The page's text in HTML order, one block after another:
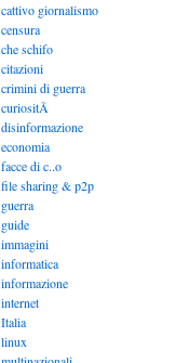
cattivo giornalismo
censura
che schifo
citazioni
crimini di guerra
curiositÃ
disinformazione
economia
facce di c..o
file sharing & p2p
guerra
guide
immagini
informatica
informazione
internet
Italia
linux